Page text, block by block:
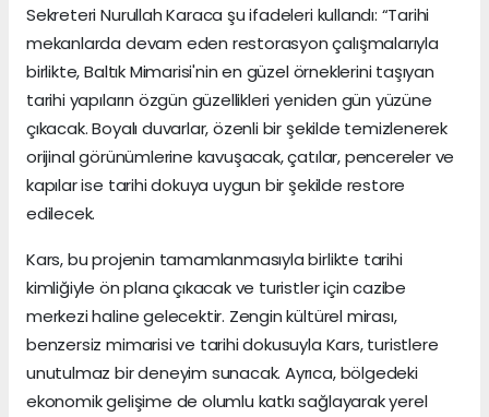
Sekreteri Nurullah Karaca şu ifadeleri kullandı: “Tarihi
mekanlarda devam eden restorasyon çalışmalarıyla
birlikte, Baltık Mimarisi'nin en güzel örneklerini taşıyan
tarihi yapıların özgün güzellikleri yeniden gün yüzüne
çıkacak. Boyalı duvarlar, özenli bir şekilde temizlenerek
orijinal görünümlerine kavuşacak, çatılar, pencereler ve
kapılar ise tarihi dokuya uygun bir şekilde restore
edilecek.
Kars, bu projenin tamamlanmasıyla birlikte tarihi
kimliğiyle ön plana çıkacak ve turistler için cazibe
merkezi haline gelecektir. Zengin kültürel mirası,
benzersiz mimarisi ve tarihi dokusuyla Kars, turistlere
unutulmaz bir deneyim sunacak. Ayrıca, bölgedeki
ekonomik gelişime de olumlu katkı sağlayarak yerel